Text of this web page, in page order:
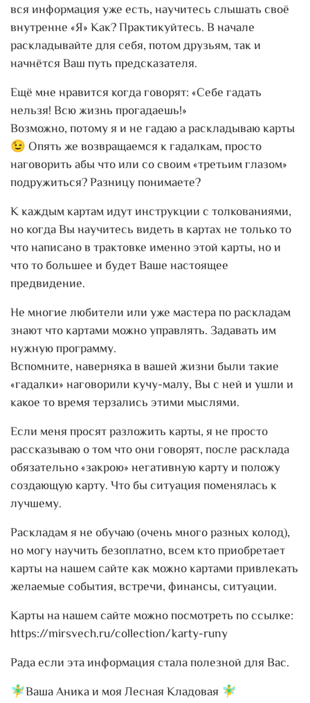
вся информация уже есть, научитесь слышать своё
внутренне «Я» Как? Практикуйтесь. В начале
раскладывайте для себя, потом друзьям, так и
начнётся Ваш путь предсказателя.
Ещё мне нравится когда говорят: «Себе гадать
нельзя! Всю жизнь прогадаешь!»
Возможно, потому я и не гадаю а раскладываю карты
😉 Опять же возвращаемся к гадалкам, просто
наговорить абы что или со своим «третьим глазом»
подружиться? Разницу понимаете?
К каждым картам идут инструкции с толкованиями,
но когда Вы научитесь видеть в картах не только то
что написано в трактовке именно этой карты, но и
что то большее и будет Ваше настоящее
предвидение.
Не многие любители или уже мастера по раскладам
знают что картами можно управлять. Задавать им
нужную программу.
Вспомните, наверняка в вашей жизни были такие
«гадалки» наговорили кучу-малу, Вы с ней и ушли и
какое то время терзались этими мыслями.
Если меня просят разложить карты, я не просто
рассказываю о том что они говорят, после расклада
обязательно «закрою» негативную карту и положу
создающую карту. Что бы ситуация поменялась к
лучшему.
Раскладам я не обучаю (очень много разных колод),
но могу научить безоплатно, всем кто приобретает
карты на нашем сайте как можно картами привлекать
желаемые события, встречи, финансы, ситуации.
Карты на нашем сайте можно посмотреть по ссылке:
https://mirsvech.ru/collection/karty-runy
Рада если эта информация стала полезной для Вас.
🧚‍♂️Ваша Аника и моя Лесная Кладовая 🧚‍♂️